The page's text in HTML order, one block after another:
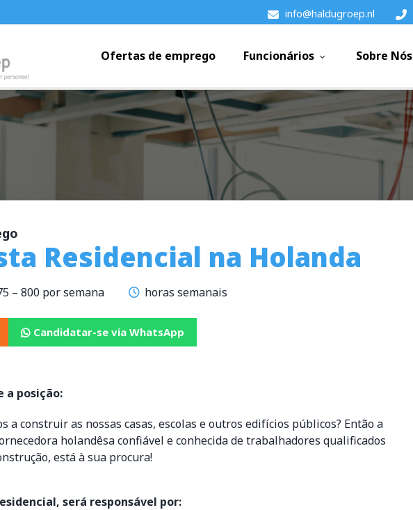
info@haldugroep.nl
Ofertas de emprego Funcionários Sobre Nós
Residencial na Holanda
– 800 por semana horas semanais
Candidatar-se via WhatsApp
a posição:
a construir as nossas casas, escolas e outros edifícios públicos? Então a
holandêsa confiável e conhecida de trabalhadores qualificados
está à sua procura!
será responsável por: